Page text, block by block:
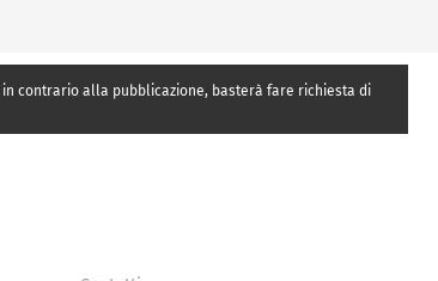
contrario alla pubblicazione, basterà fare richiesta di